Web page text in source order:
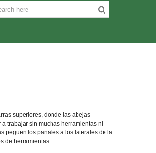
superiores, donde las abejas
trabajar sin muchas herramientas ni
peguen los panales a los laterales de la
de herramientas.